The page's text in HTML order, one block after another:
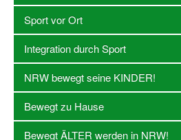
Wege zur Kooperation
Villa Froschloch
Log-in "Vereine"
Qualifizierung
Sport vor Ort
Integration durch Sport
NRW bewegt seine KINDER!
Bewegt zu Hause
Bewegt ÄLTER werden in NRW!